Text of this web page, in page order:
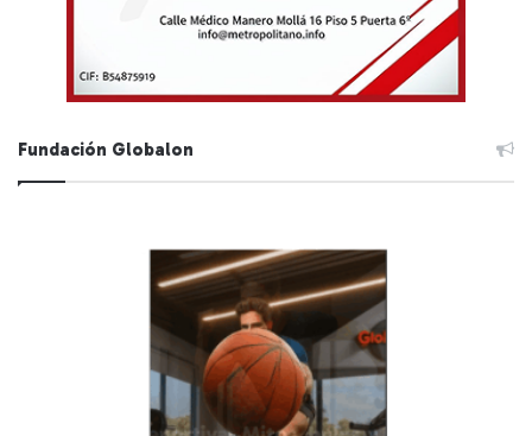
Fundación Globalon